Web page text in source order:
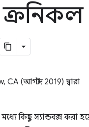
(আগস্ট, 2019) দ্বারা
কিছু স্যান্ডবক্স করা